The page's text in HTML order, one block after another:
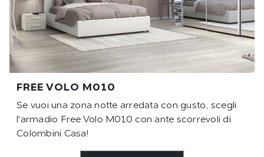
FREE VOLO M010
Se vuoi una zona notte arredata con gusto, scegli
l'armadio Free Volo M010 con ante scorrevoli di
Colombini Casa!